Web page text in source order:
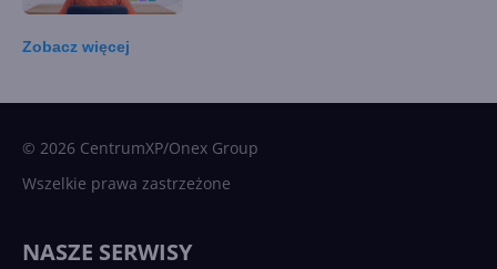
Zobacz więcej
© 2026 CentrumXP/Onex Group
Wszelkie prawa zastrzeżone
NASZE SERWISY